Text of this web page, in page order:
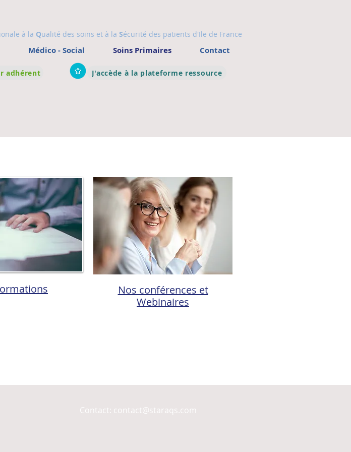
à la Qualité des soins et à la Sécurité des patients d'Ile de France
Médico - Social Soins Primaires Contact
adhérent J'accède à la plateforme ressource
Nos conférences et
Webinaires
Contact: contact@staraqs.com